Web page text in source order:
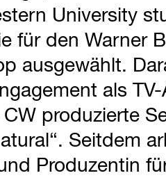
University
für den Warner
ausgewählt.
als
produzierte
Seitdem
Produzentin